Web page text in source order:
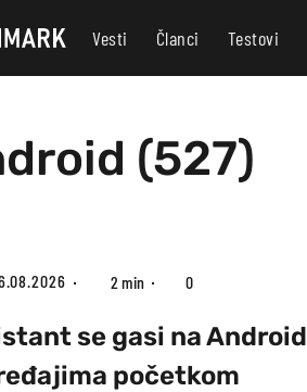
Vesti Članci Testovi
(527)
2 min 0
se gasi na Android
početkom